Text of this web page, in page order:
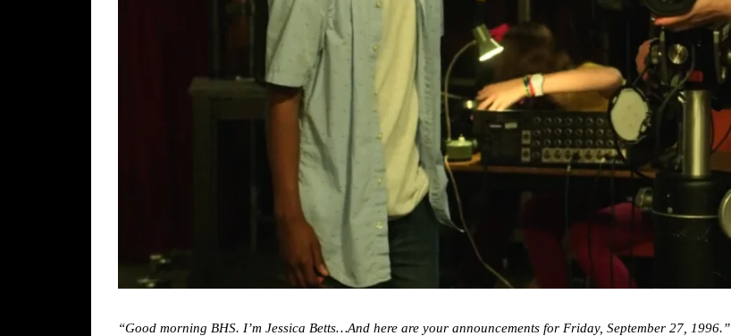
“Good morning BHS. I’m Jessica Betts…And here are your announcements for Friday, September 27, 1996.”